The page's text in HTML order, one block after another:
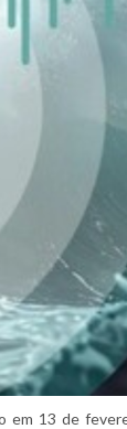
em 13 de